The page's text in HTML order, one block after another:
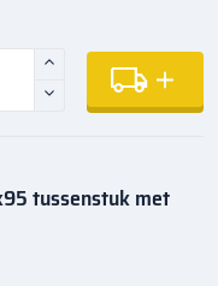
tussenstuk met